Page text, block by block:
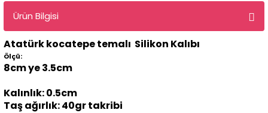
Ürün Bilgisi
Atatürk kocatepe temalı Silikon Kalıbı
Ölçü:
8cm ye 3.5cm
Kalınlık: 0.5cm
Taş ağırlık: 40gr takribi